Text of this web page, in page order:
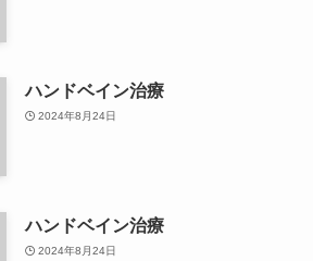
ハンドベイン治療
2024年8月24日
ハンドベイン治療
2024年8月24日